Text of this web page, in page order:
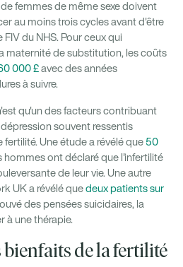
femmes de même sexe doivent
au moins trois cycles avant d'être
du NHS. Pour ceux qui
maternité de substitution, les coûts
000 £avec des années
à suivre.
qu'un des facteurs contribuant
souvent ressentis
Une étude a révélé que50
hommes ont déclaré que l'infertilité
de leur vie. Une autre
UK a révélé quedeux patients sur
des pensées suicidaires, la
à une thérapie.
bienfaits de la fertilité